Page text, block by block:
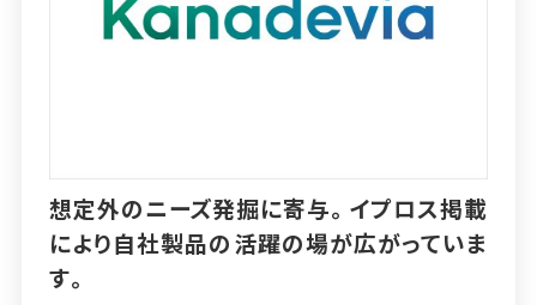
想定外のニーズ発掘に寄与。イプロス掲載
により自社製品の活躍の場が広がっていま
す。